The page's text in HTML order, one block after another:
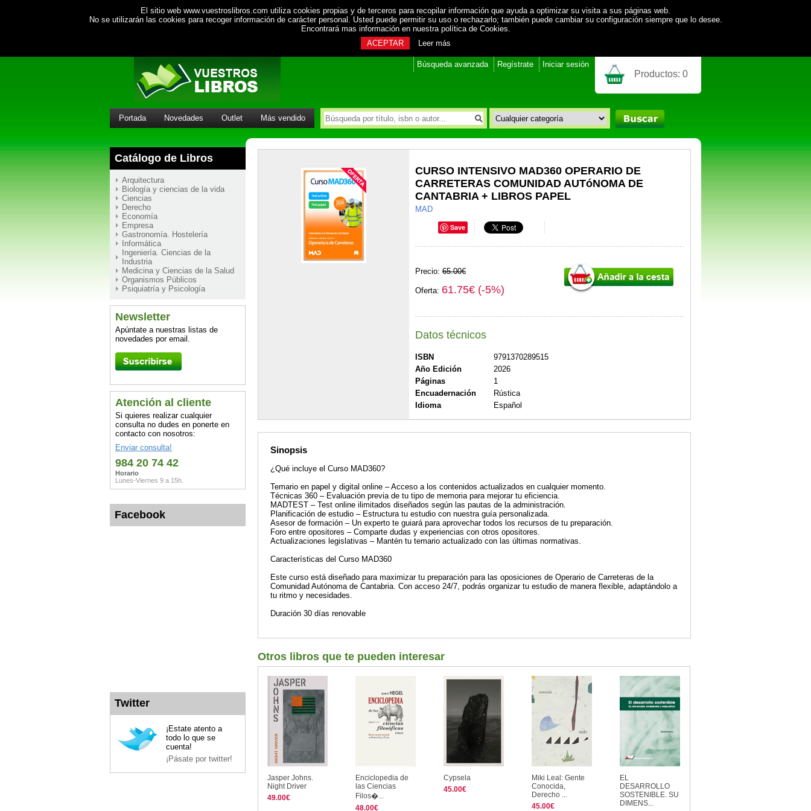
El sitio web www.vuestroslibros.com utiliza cookies propias y de terceros para recopilar información que ayuda a optimizar su visita a sus páginas web.
No se utilizarán las cookies para recoger información de carácter personal. Usted puede permitir su uso o rechazarlo; también puede cambiar su configuración siempre que lo desee.
Encontrará mas información en nuestra política de Cookies.
ACEPTAR
Leer más
Búsqueda avanzada Regístrate Iniciar sesión
Productos: 0
Portada Novedades Outlet Más vendido
Catálogo de Libros
Arquitectura
Biología y ciencias de la vida
Ciencias
Derecho
Economía
Empresa
Gastronomía. Hostelería
Informática
Ingeniería. Ciencias de la
Industria
Medicina y Ciencias de la Salud
Organismos Públicos
Psiquiatría y Psicología
Newsletter
Apúntate a nuestras listas de
novedades por email.
Atención al cliente
Si quieres realizar cualquier
consulta no dudes en ponerte en
contacto con nosotros:
Enviar consulta!
984 20 74 42
Horario
Lunes-Viernes 9 a 15h.
Facebook
Twitter
¡Estate atento a
todo lo que se
cuenta!
¡Pásate por twitter!
CURSO INTENSIVO MAD360 OPERARIO DE
CARRETERAS COMUNIDAD AUTóNOMA DE
CANTABRIA + LIBROS PAPEL
MAD
Save
Precio: 65.00€
Oferta: 61.75€ (-5%)
Datos técnicos
ISBN
9791370289515
Año Edición
2026
Páginas
1
Encuadernación
Rústica
Idioma
Español
Sinopsis
¿Qué incluye el Curso MAD360?
Temario en papel y digital online – Acceso a los contenidos actualizados en cualquier momento.
Técnicas 360 – Evaluación previa de tu tipo de memoria para mejorar tu eficiencia.
MADTEST – Test online ilimitados diseñados según las pautas de la administración.
Planificación de estudio – Estructura tu estudio con nuestra guía personalizada.
Asesor de formación – Un experto te guiará para aprovechar todos los recursos de tu preparación.
Foro entre opositores – Comparte dudas y experiencias con otros opositores.
Actualizaciones legislativas – Mantén tu temario actualizado con las últimas normativas.
Características del Curso MAD360
Este curso está diseñado para maximizar tu preparación para las oposiciones de Operario de Carreteras de la
Comunidad Autónoma de Cantabria. Con acceso 24/7, podrás organizar tu estudio de manera flexible, adaptándolo a
tu ritmo y necesidades.
Duración 30 días renovable
Otros libros que te pueden interesar
Jasper Johns.
Night Driver
49.00€
Enciclopedia de
las Ciencias
Filos�...
48.00€
Cypsela
45.00€
Miki Leal: Gente
Conocida,
Derecho ...
45.00€
EL
DESARROLLO
SOSTENIBLE. SU
DIMENS...